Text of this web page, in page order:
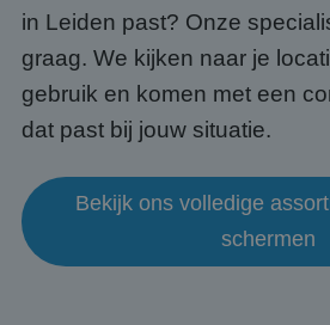
in Leiden past? Onze
graag. We kijken naar je
gebruik en komen met een
dat past bij jouw situatie.
Bekijk ons volledige
schermen